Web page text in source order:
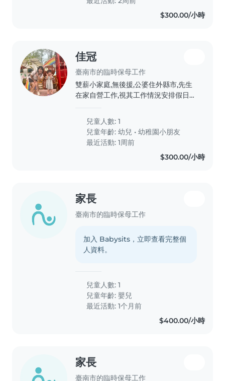
$300.00/小時
佳冠
臺南市的臨時保母工作
雙薪小家庭,無後援,公婆住外縣市,先生
在家自營工作,視其工作情況安排假日回
歲,目前幼幼班,無奈年紀越大假日在家
越需要陪玩,可是媽媽長時間下來還要做
家務,身心不堪負荷需要喘息,需要臨時
保母或陪玩保母,一個月幾次的假日時間
到府陪伴小孩。家中有玩具、故事書,偶
兒童人數: 1
兒童年齡:幼兒 •幼稚園小朋友
最近活動: 1周前
$300.00/小時
家長
臺南市的臨時保母工作
加入 Babysits，立即查看完整個
人資料。
兒童人數: 1
兒童年齡:嬰兒
最近活動: 1个月前
$400.00/小時
家長
臺南市的臨時保母工作